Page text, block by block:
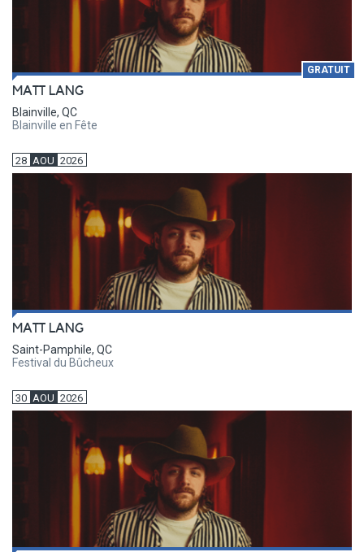
GRATUIT
MATT LANG
Blainville, QC
Blainville en Fête
28 AOU 2026
MATT LANG
Saint-Pamphile, QC
Festival du Bûcheux
30 AOU 2026